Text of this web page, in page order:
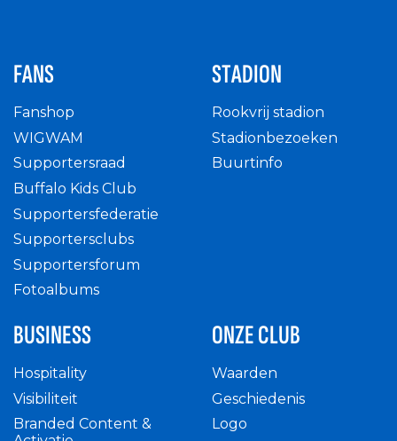
FANS
Fanshop
WIGWAM
Supportersraad
Buffalo Kids Club
Supportersfederatie
Supportersclubs
Supportersforum
Fotoalbums
STADION
Rookvrij stadion
Stadionbezoeken
Buurtinfo
BUSINESS
Hospitality
Visibiliteit
Branded Content &
ONZE CLUB
Waarden
Geschiedenis
Logo